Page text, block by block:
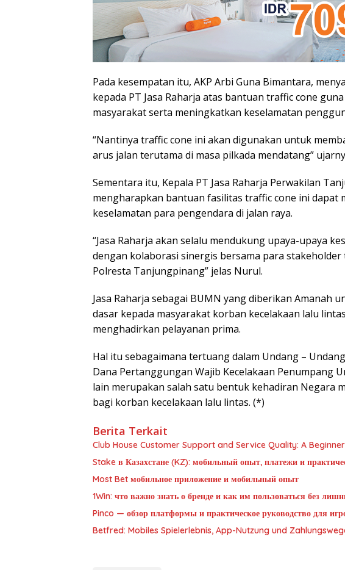
Pada kesempatan itu, AKP Arbi Guna Bimantara,
kepada PT Jasa Raharja atas bantuan traffic cone
masyarakat serta meningkatkan keselamatan
“Nantinya traffic cone ini akan digunakan untuk
arus jalan terutama di masa pilkada mendatang”
Sementara itu, Kepala PT Jasa Raharja Perwakilan
mengharapkan bantuan fasilitas traffic cone ini dapat
keselamatan para pengendara di jalan raya.
“Jasa Raharja akan selalu mendukung upaya-upaya
dengan kolaborasi sinergis bersama para
Polresta Tanjungpinang” jelas Nurul.
Jasa Raharja sebagai BUMN yang diberikan Amanah
dasar kepada masyarakat korban kecelakaan lalu
menghadirkan pelayanan prima.
Hal itu sebagaimana tertuang dalam Undang –
Dana Pertanggungan Wajib Kecelakaan Penumpang
lain merupakan salah satu bentuk kehadiran Negara
bagi korban kecelakaan lalu lintas. (*)
Berita Terkait
Club House Customer Support and Service Quality: A
Stake в Казахстане (KZ): мобильный опыт, платежи и
Most Bet мобильное приложение и мобильный опыт
1Win: что важно знать о бренде и как им пользоваться без
Pinco — обзор платформы и практическое руководство для
Betfred: Mobiles Spielerlebnis, App-Nutzung und